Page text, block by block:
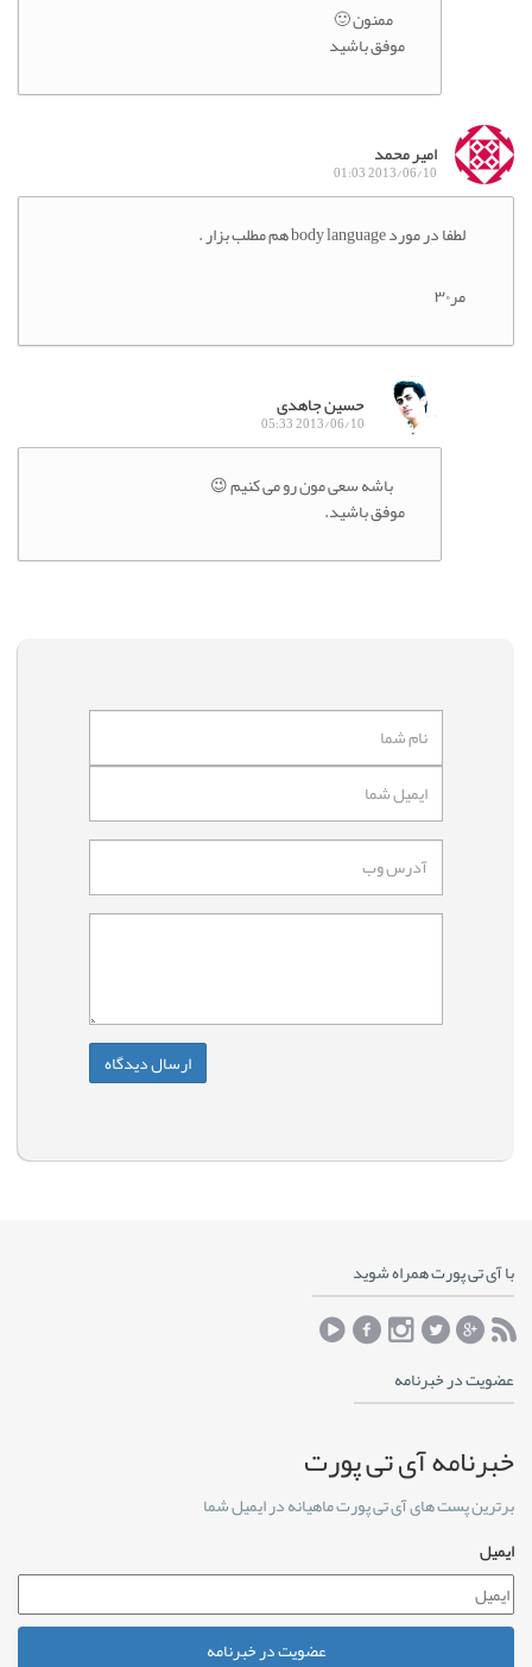
ممنون 🙂
موفق باشید
امیر محمد
2013/06/10 01:03
لطفا در مورد body language هم مطلب بزار .
مر۳۰
حسین جاهدی
2013/06/10 05:33
باشه سعی مون رو می کنیم 😉
موفق باشید.
با آی تی پورت همراه شوید
عضویت در خبرنامه
خبرنامه آی تی پورت
برترین پست های آی تی پورت ماهیانه در ایمیل شما
ایمیل
عضویت در خبرنامه